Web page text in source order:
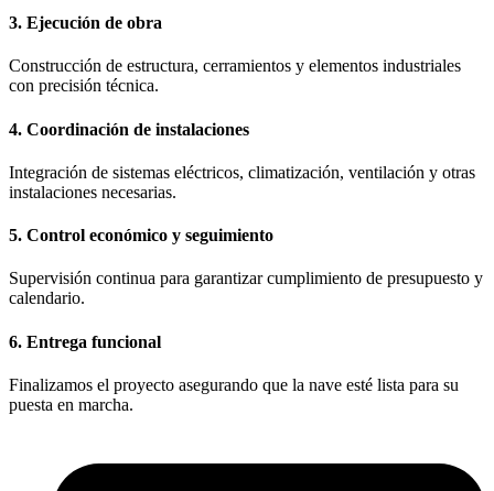
3. Ejecución de obra
Construcción de estructura, cerramientos y elementos industriales
con precisión técnica.
4. Coordinación de instalaciones
Integración de sistemas eléctricos, climatización, ventilación y otras
instalaciones necesarias.
5. Control económico y seguimiento
Supervisión continua para garantizar cumplimiento de presupuesto y
calendario.
6. Entrega funcional
Finalizamos el proyecto asegurando que la nave esté lista para su
puesta en marcha.